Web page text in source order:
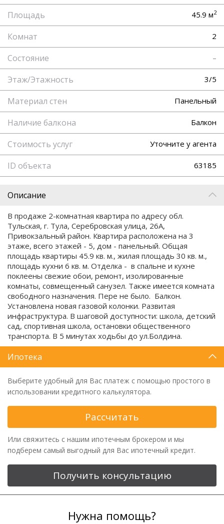
Площадь 45.9 м2
Комнат 2
Состояние –
Этаж/Этажность 3/5
Материал стен Панельный
Наличие балкона Балкон
Стоимость услуг Уточните у агента
ID объекта 63185
Описание
В продаже 2-комнатная квартира по адресу обл.
Тульская, г. Тула, Серебровская улица, 26А,
Привокзальный район. Квартира расположена на 3
этаже, всего этажей - 5, дом - панельный. Общая
площадь квартиры 45.9 кв. м., жилая площадь 30 кв. м.,
площадь кухни 6 кв. м. Отделка - в спальне и кухне
поклеены свежие обои, ремонт, изолированные
комнаты, совмещенный санузел. Также имеется комната
свободного назначения. Пере не было. Балкон.
Установлена новая газовой колонки. Развитая
инфраструктура. В шаговой доступности: школа, детский
сад, спортивная школа, остановки общественного
транспорта. В 5 минутах ходьбы до ул.Болдина.
Ипотека
Выберите удобный для Вас платеж с помощью простого в
использовании кредитного калькулятора.
Рассчитать
Или свяжитесь с нашим ипотечным брокером и мы
подберем самый выгодный для Вас ипотечный кредит.
Получить консультацию
Нужна помощь?